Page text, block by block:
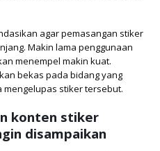
agar pemasangan stiker
Makin lama penggunaan
menempel makin kuat.
bekas pada bidang yang
mengelupas stiker tersebut.
konten stiker
disampaikan